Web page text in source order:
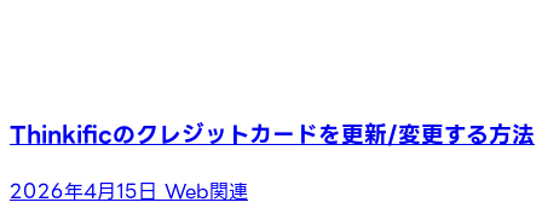
Thinkificのクレジットカードを更新/変更する方法
2026年4月15日 Web関連